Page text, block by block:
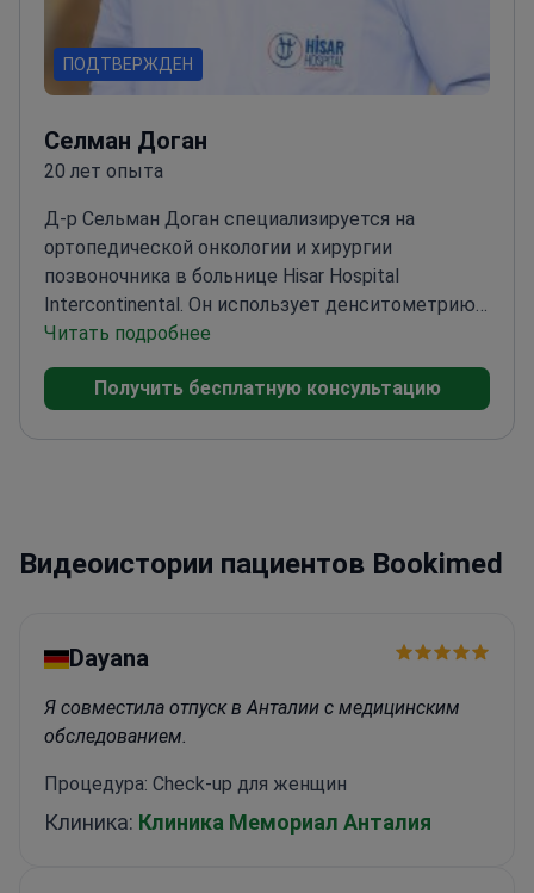
ПОДТВЕРЖДЕН
Селман Доган
20 лет опыта
Д-р Сельман Доган специализируется на
ортопедической онкологии и хирургии
позвоночника в больнице Hisar Hospital
Intercontinental. Он использует денситометрию
для оценки состояния костей перед сложными
реконструкциями суставов и
позвоночника.
Прошел подготовку по
исследовательской больнице
тканиСпециализируется на восстановительных
требующие точной диагностической
визуализации
педиатрических заболеваний, включая
дисплазию тазобедренного сустава и
Читать подробнее
Получить бесплатную консультацию
Видеоистории пациентов Bookimed
Dayana
Я совместила отпуск в Анталии с медицинским
обследованием.
Процедура: Check-up для женщин
Клиника: Клиника Мемориал Анталия